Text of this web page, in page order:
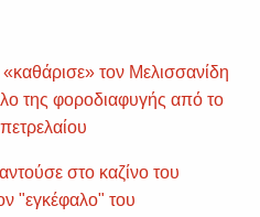
τον Μελισσανίδη
της φοροδιαφυγής από το
στο καζίνο του
"εγκέφαλο" του